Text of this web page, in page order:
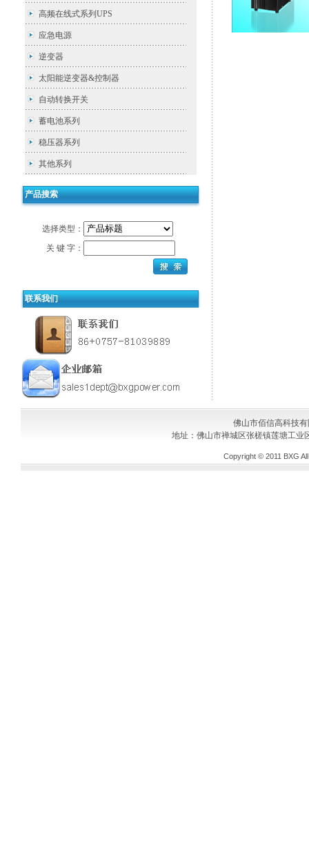
高频在线式系列UPS
应急电源
逆变器
太阳能逆变器&控制器
自动转换开关
蓄电池系列
稳压器系列
其他系列
产品搜索
选择类型：
关 键 字：
联系我们
佛山市佰信高科技
地址：佛山市禅城区张槎镇莲塘工业
Copyright © 2011 BXG